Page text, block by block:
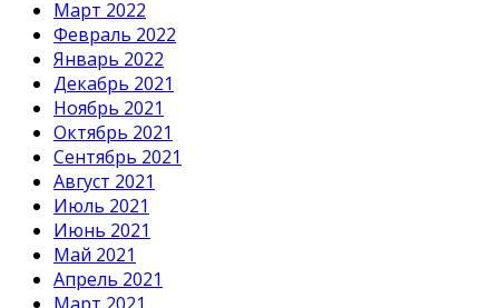
Март 2022
Февраль 2022
Январь 2022
Декабрь 2021
Ноябрь 2021
Октябрь 2021
Сентябрь 2021
Август 2021
Июль 2021
Июнь 2021
Май 2021
Апрель 2021